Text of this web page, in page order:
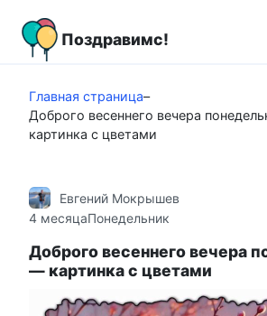
контенту
Поздравимс!
Главная страница–
Доброго весеннего вечера
картинка с цветами
Евгений Мокрышев
4 месяцаПонедельник
Доброго весеннего вечера
— картинка с цветами